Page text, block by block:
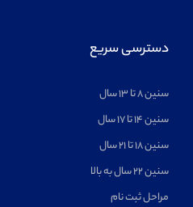
دسترسی سریع
سنین ۸ تا ۱۳ سال
سنین ۱۴ تا ۱۷ سال
سنین ۱۸ تا ۲۱ سال
سنین ۲۲ سال به بالا
مراحل ثبت نام